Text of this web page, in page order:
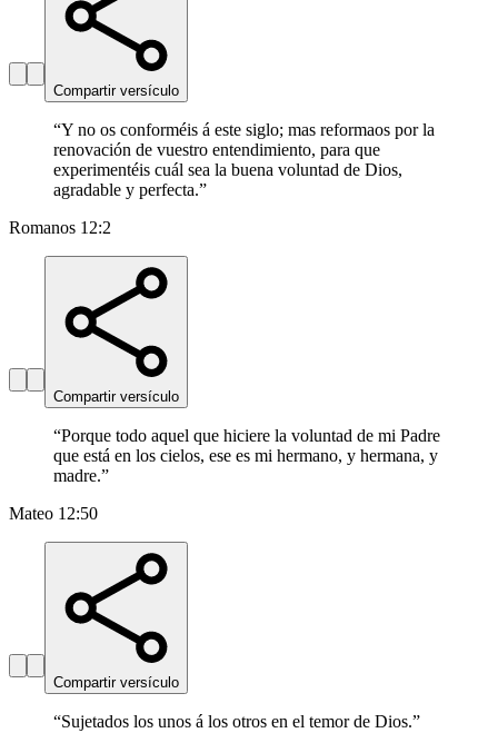
Compartir versículo
“Y no os conforméis á este siglo; mas reformaos por la
renovación de vuestro entendimiento, para que
experimentéis cuál sea la buena voluntad de Dios,
agradable y perfecta.”
Romanos 12:2
Compartir versículo
“Porque todo aquel que hiciere la voluntad de mi Padre
que está en los cielos, ese es mi hermano, y hermana, y
madre.”
Mateo 12:50
Compartir versículo
“Sujetados los unos á los otros en el temor de Dios.”